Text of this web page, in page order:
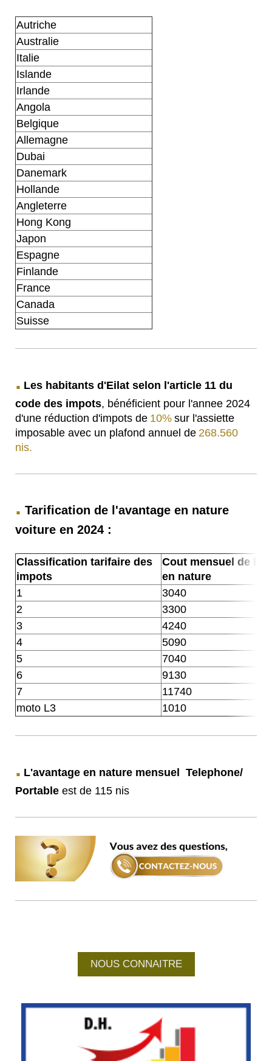
Autriche
Australie
Italie
Islande
Irlande
Angola
Belgique
Allemagne
Dubai
Danemark
Hollande
Angleterre
Hong Kong
Japon
Espagne
Finlande
France
Canada
Suisse
. Les habitants d'Eilat selon l'article 11 du
code des impots, bénéficient pour l'annee 2024
d'une réduction d'impots de 10% sur l'assiette
imposable avec un plafond annuel de 268.560
nis.
. Tarification de l'avantage en nature
voiture en 2024 :
Classification tarifaire des
impots
Cout mensuel de
en nature
1
3040
2
3300
3
4240
4
5090
5
7040
6
9130
7
11740
moto L3
1010
. L'avantage en nature mensuel Telephone/
Portable est de 115 nis
NOUS CONNAITRE